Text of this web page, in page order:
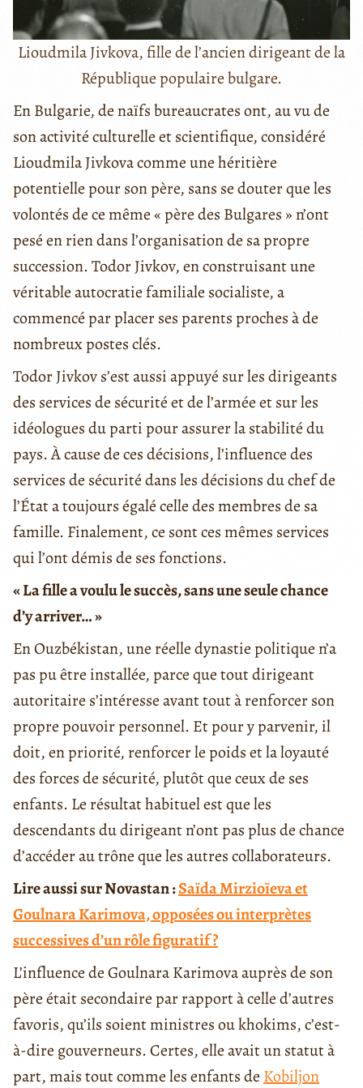
Lioudmila Jivkova, fille de l’ancien dirigeant de la
République populaire bulgare.
En Bulgarie, de naïfs bureaucrates ont, au vu de
son activité culturelle et scientifique, considéré
Lioudmila Jivkova comme une héritière
potentielle pour son père, sans se douter que les
volontés de ce même « père des Bulgares » n’ont
pesé en rien dans l’organisation de sa propre
succession. Todor Jivkov, en construisant une
véritable autocratie familiale socialiste, a
commencé par placer ses parents proches à de
nombreux postes clés.
Todor Jivkov s’est aussi appuyé sur les dirigeants
des services de sécurité et de l’armée et sur les
idéologues du parti pour assurer la stabilité du
pays. À cause de ces décisions, l’influence des
services de sécurité dans les décisions du chef de
l’État a toujours égalé celle des membres de sa
famille. Finalement, ce sont ces mêmes services
qui l’ont démis de ses fonctions.
« La fille a voulu le succès, sans une seule chance
d’y arriver… »
En Ouzbékistan, une réelle dynastie politique n’a
pas pu être installée, parce que tout dirigeant
autoritaire s’intéresse avant tout à renforcer son
propre pouvoir personnel. Et pour y parvenir, il
doit, en priorité, renforcer le poids et la loyauté
des forces de sécurité, plutôt que ceux de ses
enfants. Le résultat habituel est que les
descendants du dirigeant n’ont pas plus de chance
d’accéder au trône que les autres collaborateurs.
Lire aussi sur Novastan :Saïda Mirzioïeva et
Goulnara Karimova, opposées ou interprètes
successives d’un rôle figuratif ?
L’influence de Goulnara Karimova auprès de son
père était secondaire par rapport à celle d’autres
favoris, qu’ils soient ministres ou khokims, c’est-
à-dire gouverneurs. Certes, elle avait un statut à
part, mais tout comme les enfants de Kobiljon